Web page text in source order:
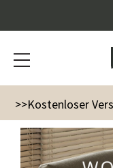
>>Kostenloser
Räume